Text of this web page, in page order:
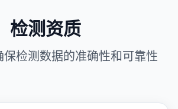
检测资质
检测数据的准确性和可靠性